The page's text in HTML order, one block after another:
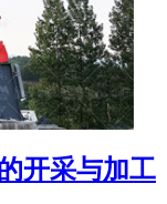
开采与加工